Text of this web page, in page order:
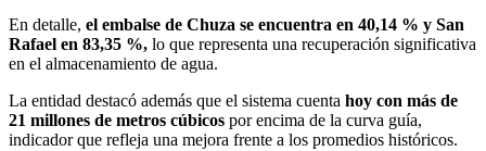
En detalle, el embalse de Chuza se encuentra en 40,14 % y San
Rafael en 83,35 %, lo que representa una recuperación significativa
en el almacenamiento de agua.
La entidad destacó además que el sistema cuenta hoy con más de
21 millones de metros cúbicos por encima de la curva guía,
indicador que refleja una mejora frente a los promedios históricos.